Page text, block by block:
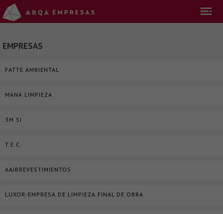
EMPRESAS
FATTE AMBIENTAL
MANA LIMPIEZA
3M SI
T.E.C.
AAJBREVESTIMIENTOS
LUXOR-EMPRESA DE LIMPIEZA FINAL DE OBRA